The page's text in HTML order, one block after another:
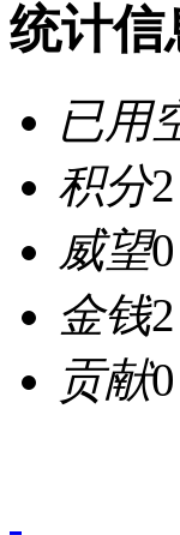
统计信
已用
积分2
威望0
金钱2
贡献0